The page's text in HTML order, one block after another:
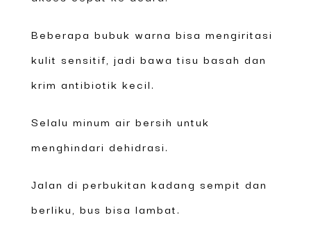
Beberapa bubuk warna bisa mengiritasi
kulit sensitif, jadi bawa tisu basah dan
krim antibiotik kecil.
Selalu minum air bersih untuk
menghindari dehidrasi.
Jalan di perbukitan kadang sempit dan
berliku, bus bisa lambat.